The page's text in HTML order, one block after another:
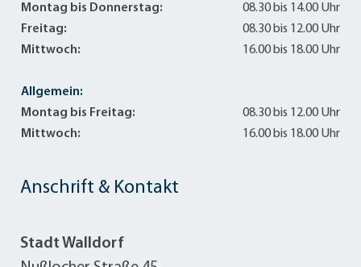
Anschrift & Kontakt
Stadt Walldorf
Montag bis Donnerstag:
08.30 bis 14.00 Uhr
Freitag:
08.30 bis 12.00 Uhr
Mittwoch:
16.00 bis 18.00 Uhr
Allgemein:
Montag bis Freitag:
08.30 bis 12.00 Uhr
Mittwoch:
16.00 bis 18.00 Uhr